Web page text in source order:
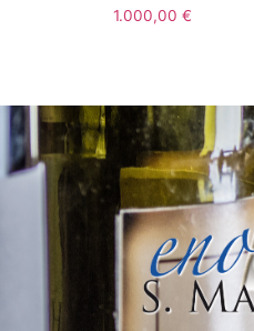
1.000,00 €